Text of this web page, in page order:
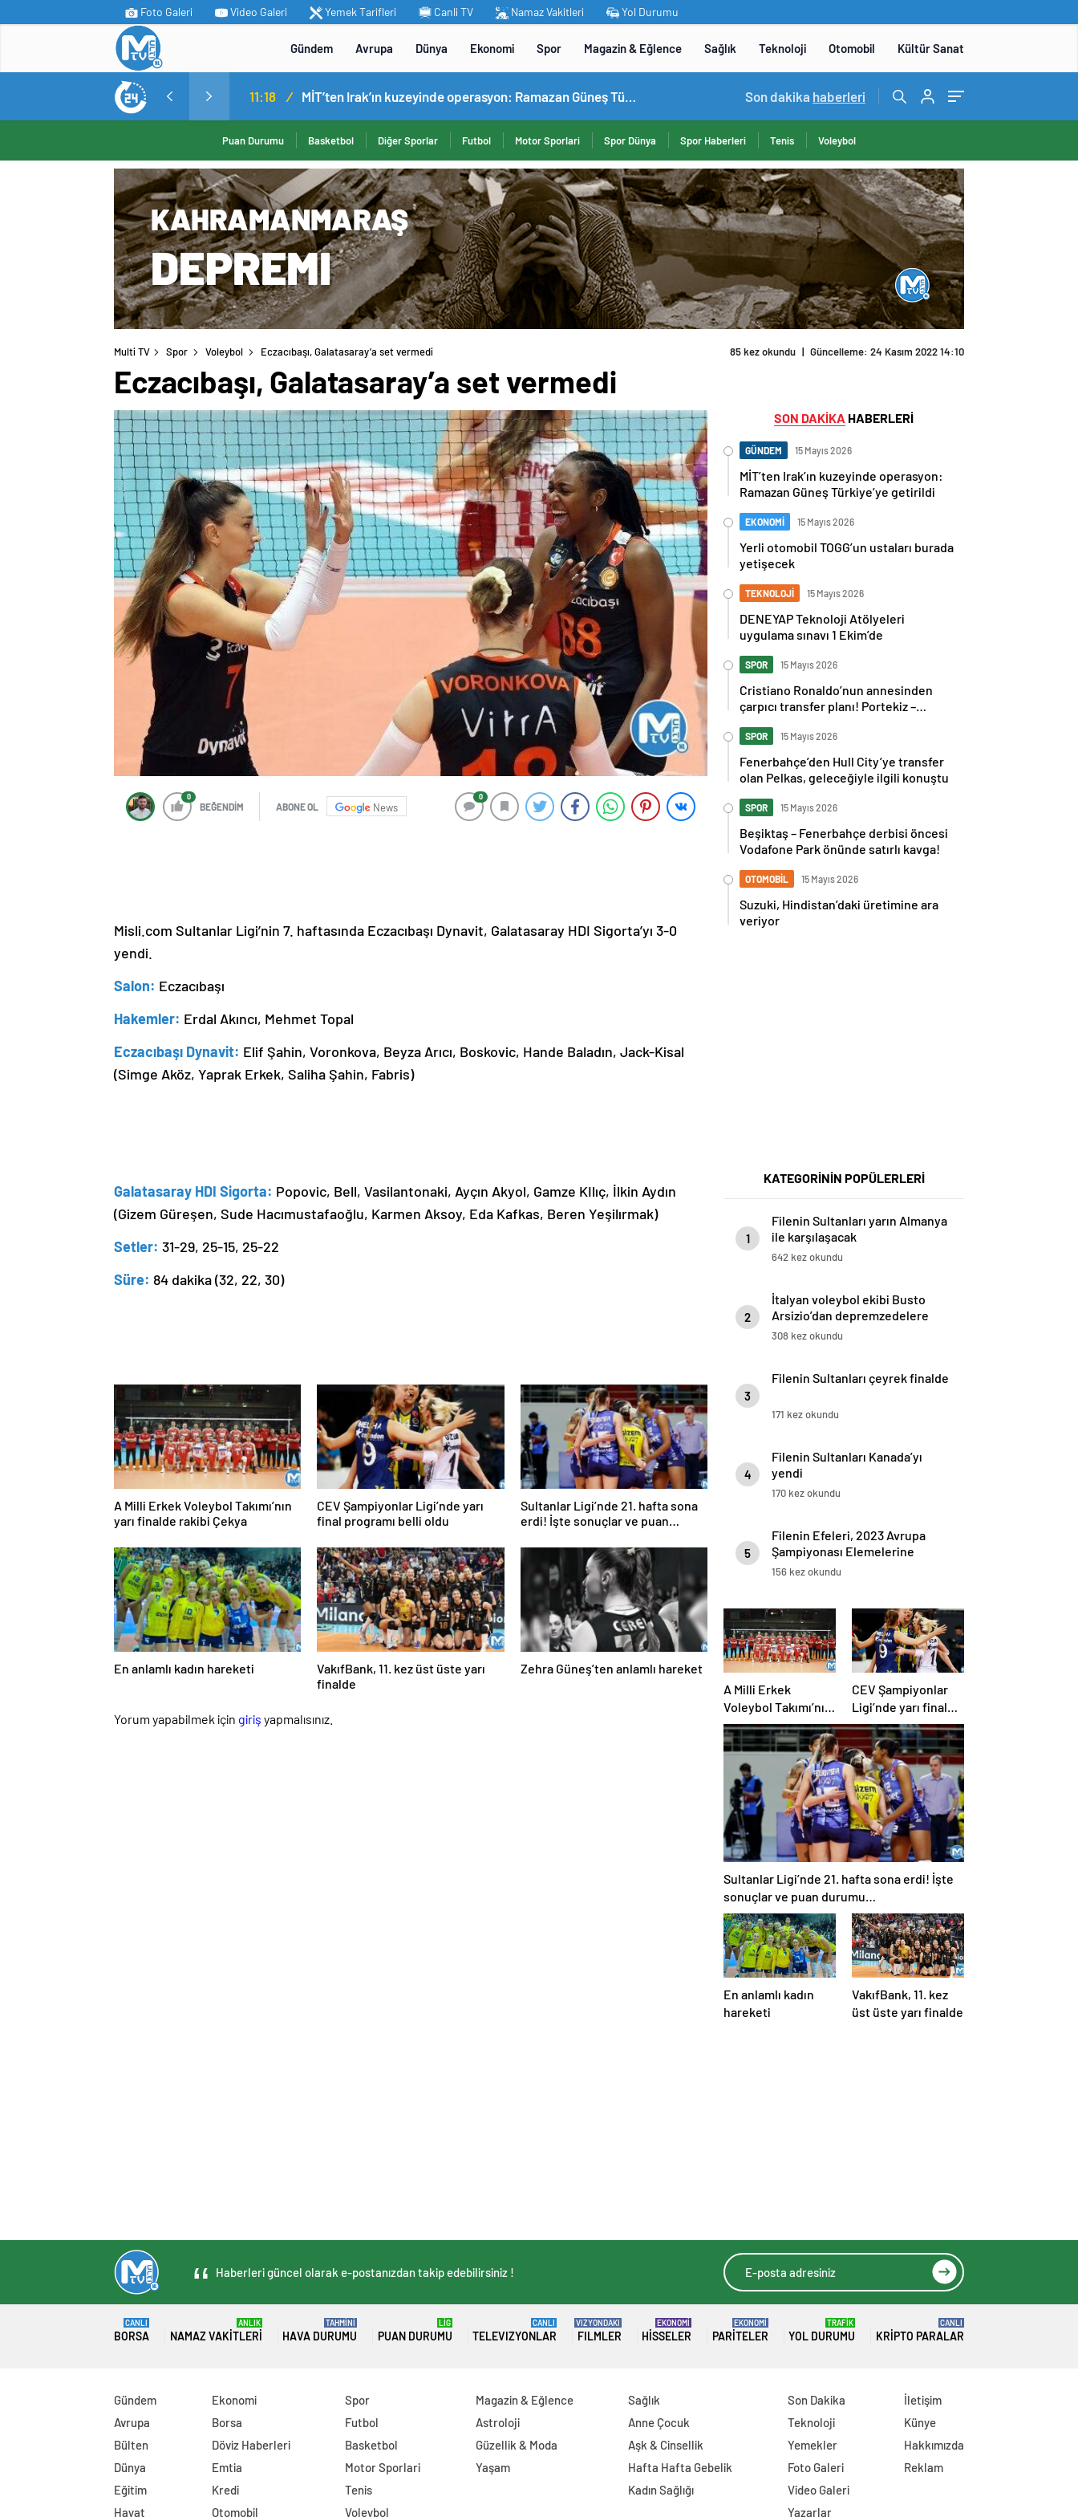
Foto Galeri Video Galeri Yemek Tarifleri Canli TV Namaz Vakitleri Yol Durumu
Gündem Avrupa Dünya Ekonomi Spor Magazin & Eğlence Sağlık Teknoloji Otomobil Kültür Sanat
11:18 / MİT’ten Irak’ın kuzeyinde operasyon: Ramazan Güneş Türkiye’ye getirildi 14:05 / Yerli otomobil TOGG’un ustaları burada yetişecek
Son dakika haberleri
Puan Durumu Basketbol Diğer Sporlar Futbol Motor Sporlari Spor Dünya Spor Haberleri Tenis Voleybol
Multi TV Spor Voleybol Eczacıbaşı, Galatasaray’a set vermedi 85 kez okundu | Güncelleme: 24 Kasım 2022 14:10
Eczacıbaşı, Galatasaray’a set vermedi
0
BEĞENDİM ABONE OL News
0
Misli.com Sultanlar Ligi’nin 7. haftasında Eczacıbaşı Dynavit, Galatasaray HDI Sigorta’yı 3-0
yendi.
Salon: Eczacıbaşı
Hakemler: Erdal Akıncı, Mehmet Topal
Eczacıbaşı Dynavit: Elif Şahin, Voronkova, Beyza Arıcı, Boskovic, Hande Baladın, Jack-Kisal
(Simge Aköz, Yaprak Erkek, Saliha Şahin, Fabris)
Galatasaray HDI Sigorta: Popovic, Bell, Vasilantonaki, Ayçın Akyol, Gamze KIlıç, İlkin Aydın
(Gizem Güreşen, Sude Hacımustafaoğlu, Karmen Aksoy, Eda Kafkas, Beren Yeşilırmak)
Setler: 31-29, 25-15, 25-22
Süre: 84 dakika (32, 22, 30)
A Milli Erkek Voleybol Takımı’nın
yarı finalde rakibi Çekya
CEV Şampiyonlar Ligi’nde yarı
final programı belli oldu
Sultanlar Ligi’nde 21. hafta sona
erdi! İşte sonuçlar ve puan
En anlamlı kadın hareketi
VakıfBank, 11. kez üst üste yarı
finalde
Zehra Güneş’ten anlamlı hareket
Yorum yapabilmek için giriş yapmalısınız.
SON DAKİKA HABERLERİ
GÜNDEM 15 Mayıs 2026
MİT’ten Irak’ın kuzeyinde operasyon:
Ramazan Güneş Türkiye’ye getirildi
EKONOMİ 15 Mayıs 2026
Yerli otomobil TOGG’un ustaları burada
yetişecek
TEKNOLOJİ 15 Mayıs 2026
DENEYAP Teknoloji Atölyeleri
uygulama sınavı 1 Ekim’de
SPOR 15 Mayıs 2026
Cristiano Ronaldo’nun annesinden
çarpıcı transfer planı! Portekiz –
kardeşinden sert cevap
SPOR 15 Mayıs 2026
Fenerbahçe’den Hull City’ye transfer
olan Pelkas, geleceğiyle ilgili konuştu
SPOR 15 Mayıs 2026
Beşiktaş – Fenerbahçe derbisi öncesi
Vodafone Park önünde satırlı kavga!
OTOMOBİL 15 Mayıs 2026
Suzuki, Hindistan’daki üretimine ara
veriyor
KATEGORİNİN POPÜLERLERİ
1
Filenin Sultanları yarın Almanya
ile karşılaşacak
642 kez okundu
2
İtalyan voleybol ekibi Busto
Arsizio’dan depremzedelere
destek
308 kez okundu
3
Filenin Sultanları çeyrek finalde
171 kez okundu
4
Filenin Sultanları Kanada’yı
yendi
170 kez okundu
5
Filenin Efeleri, 2023 Avrupa
Şampiyonası Elemelerine
galibiyetle başladı
156 kez okundu
A Milli Erkek
Voleybol Takımı’nın
yarı finalde rakibi
Çekya
CEV Şampiyonlar
Ligi’nde yarı final
programı belli oldu
Sultanlar Ligi’nde 21. hafta sona erdi! İşte
sonuçlar ve puan durumu…
En anlamlı kadın
hareketi
VakıfBank, 11. kez
üst üste yarı finalde
Haberleri güncel olarak e-postanızdan takip edebilirsiniz !
BORSA
CANLI
NAMAZ VAKITLERI
ANLIK
HAVA DURUMU
TAHMİNİ
PUAN DURUMU
LİG
TELEVIZYONLAR
CANLI
FILMLER
VIZYONDAKI
HISSELER
EKONOMİ
PARITELER
EKONOMİ
YOL DURUMU
TRAFİK
KRIPTO PARALAR
CANLI
Gündem
Avrupa
Bülten
Dünya
Eğitim
Hayat
Ekonomi
Borsa
Döviz Haberleri
Emtia
Kredi
Otomobil
Spor
Futbol
Basketbol
Motor Sporlari
Tenis
Voleybol
Magazin & Eğlence
Astroloji
Güzellik & Moda
Yaşam
Sağlık
Anne Çocuk
Aşk & Cinsellik
Hafta Hafta Gebelik
Kadın Sağlığı
Son Dakika
Teknoloji
Yemekler
Foto Galeri
Video Galeri
Yazarlar
İletişim
Künye
Hakkımızda
Reklam